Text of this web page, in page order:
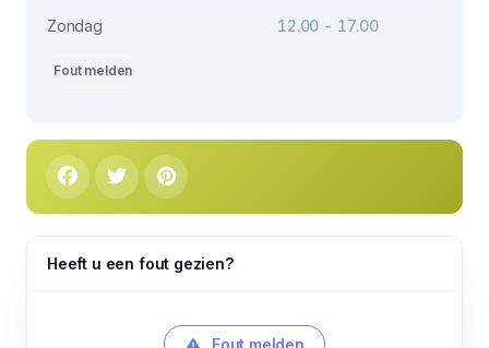
Zondag
12.00 - 17.00
Fout melden
Heeft u een fout gezien?
Fout melden